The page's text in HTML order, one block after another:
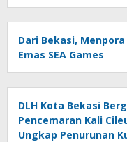
Dari Bekasi,
Emas SEA Games
DLH Kota Bekasi
Pencemaran Kali
Ungkap Penurunan